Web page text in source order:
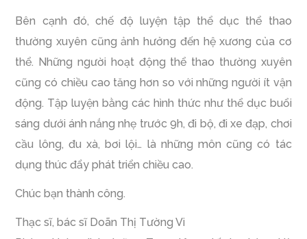
Bên cạnh đó, chế độ luyện tập thể dục thể thao
thường xuyên cũng ảnh hưởng đến hệ xương của cơ
thể. Những người hoạt động thể thao thường xuyên
cũng có chiều cao tăng hơn so với những người ít vận
động. Tập luyện bằng các hình thức như thể dục buổi
sáng dưới ánh nắng nhẹ trước 9h, đi bộ, đi xe đạp, chơi
cầu lông, đu xà, bơi lội… là những môn cũng có tác
dụng thúc đẩy phát triển chiều cao.
Chúc bạn thành công.
Thạc sĩ, bác sĩ Doãn Thị Tường Vi